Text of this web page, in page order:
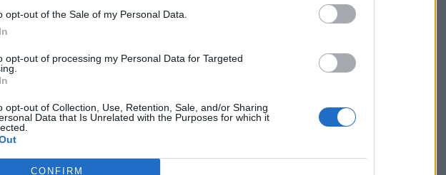
opt-out of the Sale of my Personal Data.
opt-out of processing my Personal Data for Targeted
opt-out of Collection, Use, Retention, Sale, and/or Sharing
Data that Is Unrelated with the Purposes for which it
CONFIRM
tartalmazza:
cikkarchívum
elmúlt 2 év napon belüli
Előfizetés